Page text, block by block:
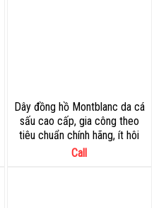
Dây đồng hồ Montblanc da cá
sấu cao cấp, gia công theo
tiêu chuẩn chính hãng, ít hôi
Call